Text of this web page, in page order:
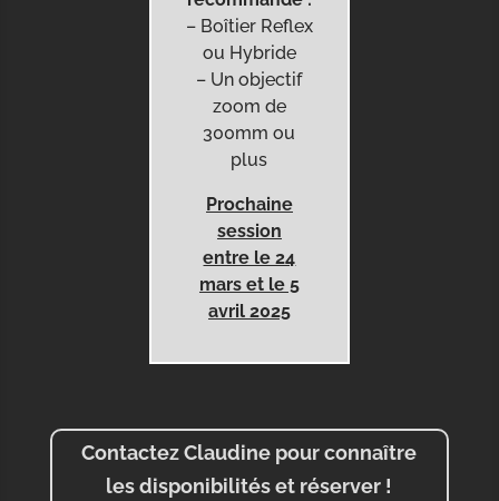
– Boîtier Reflex
ou Hybride
– Un objectif
zoom de
300mm ou
plus
Prochaine
session
entre le 24
mars et le 5
avril 2025
Contactez Claudine pour connaître
les disponibilités et réserver !